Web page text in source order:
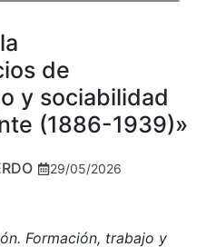
de
y sociabilidad
(1886-1939)»
29/05/2026
Formación, trabajo y